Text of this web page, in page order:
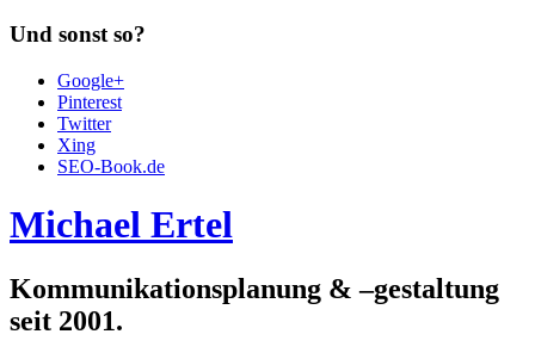
Und sonst so?
Google+
Pinterest
Twitter
Xing
SEO-Book.de
Michael Ertel
Kommunikationsplanung & –gestaltung
seit 2001.